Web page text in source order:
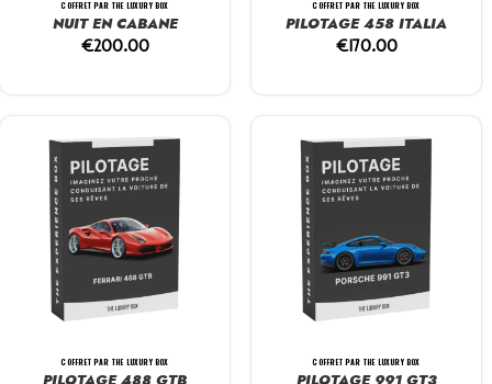
COFFRET PAR THE LUXURY BOX
NUIT EN CABANE
€200.00
COFFRET PAR THE LUXURY BOX
PILOTAGE 458 ITALIA
€170.00
COFFRET PAR THE LUXURY BOX COFFRET PAR THE LUXURY BOX